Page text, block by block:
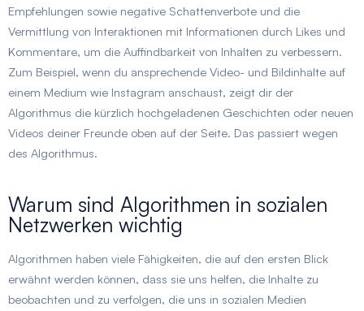
Empfehlungen sowie negative Schattenverbote und die
Vermittlung von Interaktionen mit Informationen durch Likes und
Kommentare, um die Auffindbarkeit von Inhalten zu verbessern.
Zum Beispiel, wenn du ansprechende Video- und Bildinhalte auf
einem Medium wie Instagram anschaust, zeigt dir der
Algorithmus die kürzlich hochgeladenen Geschichten oder neuen
Videos deiner Freunde oben auf der Seite. Das passiert wegen
des Algorithmus.
Warum sind Algorithmen in sozialen
Netzwerken wichtig
Algorithmen haben viele Fähigkeiten, die auf den ersten Blick
erwähnt werden können, dass sie uns helfen, die Inhalte zu
beobachten und zu verfolgen, die uns in sozialen Medien